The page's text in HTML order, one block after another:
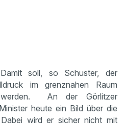
soll, so Schuster, der
im grenznahen Raum
An der Görlitzer
heute ein Bild über die
wird er sicher nicht mit